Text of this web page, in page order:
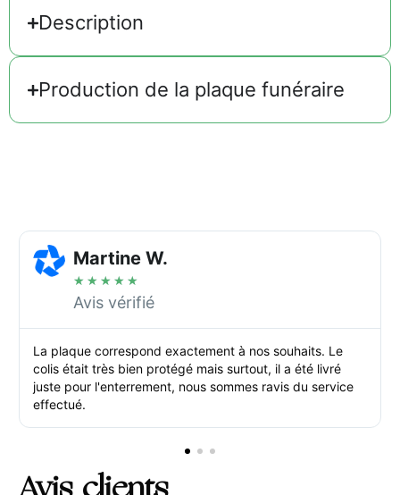
Description
Production de la plaque funéraire
Martine W.
★ ★ ★ ★ ★
Avis vérifié
La plaque correspond exactement à nos souhaits. Le
colis était très bien protégé mais surtout, il a été livré
juste pour l'enterrement, nous sommes ravis du service
effectué.